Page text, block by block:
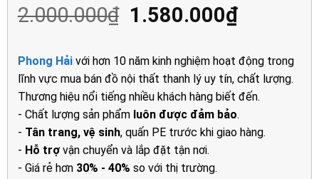
2.000.000₫ Giá
là:
2.000.000₫.
1.580.000₫Giá
tại
là:
Phong Hảivới hơn 10 năm kinh nghiệm hoạt động trong
lĩnh vực mua bán đồ nội thất thanh lý uy tín, chất lượng.
Thương hiệu nổi tiếng nhiều khách hàng biết đến.
- Chất lượng sản phẩm luôn được đảm bảo.
- Tân trang, vệ sinh, quấn PE trước khi giao hàng.
- Hỗ trợvận chuyển và lắp đặt tận nơi.
- Giá rẻ hơn 30% - 40% so với thị trường.